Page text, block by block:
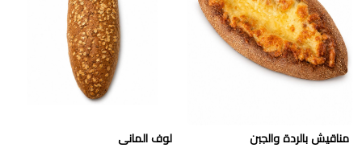
مناقيش بالردة والجبن لوف المانى